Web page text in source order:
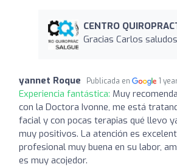
CENTRO
Gracias Carlos saludos
yannet Roque Publicada en 1
Experiencia fantástica: Muy
con la Doctora Ivonne, me está
facial y con pocas terapias qué llevo
muy positivos. La atención es
profesional muy buena en su labor,
es muy acojedor.